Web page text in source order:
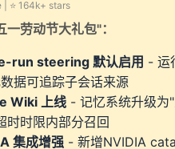
⭐ 164k+ stars
劳动节大礼包"：
run steering 默认启用 - 运
据可追踪子会话来源
Wiki 上线 - 记忆系统升级
时时限内部分召回
集成增强 - 新增NVIDIA